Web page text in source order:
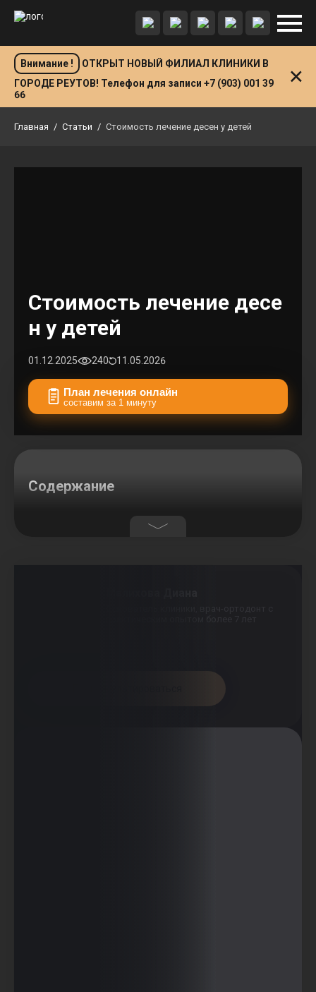
Внимание !
ОТКРЫТ НОВЫЙ ФИЛИАЛ КЛИНИКИ В
ГОРОДЕ РЕУТОВ! Телефон для записи +7 (903) 001 39
66
Главная / Статьи / Стоимость лечение десен у детей
Стоимость лечение десе
н у детей
01.12.2025 240 11.05.2026
План лечения онлайн
составим за 1 минуту
Содержание